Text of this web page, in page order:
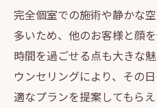
完全個室での施術や静かな
多いため、他のお客様と顔
時間を過ごせる点も大きな
ウンセリングにより、その
適なプランを提案してもら